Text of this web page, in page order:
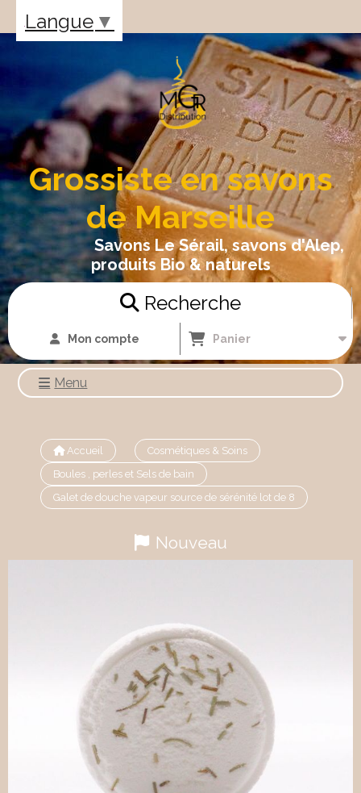
Grossiste en savons
de Marseille
Savons Le Sérail, savons d'Alep,
produits Bio & naturels
Recherche
Mon compte Panier
Menu
Accueil
Cosmétiques & Soins
Boules , perles et Sels de bain
Galet de douche vapeur source de sérénité lot de 8
Nouveau
Langue ▼